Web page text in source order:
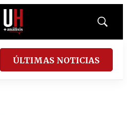
Mostrar
ÚLTIMAS NOTICIAS